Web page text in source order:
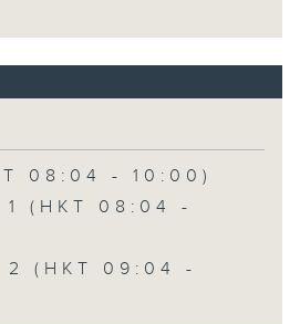
08:04 - 10:00)
1 (HKT 08:04 -
2 (HKT 09:04 -